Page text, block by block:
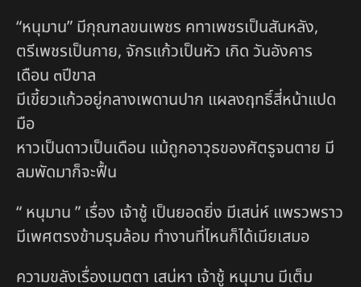
“หนุมาน” มีกุณฑลขนเพชร คทาเพชรเป็นสันหลัง,
ตรีเพชรเป็นกาย, จักรแก้วเป็นหัว เกิด วันอังคาร
เดือน ๓ปีขาล
มีเขี้ยวแก้วอยู่กลางเพดานปาก แผลงฤทธิ์สี่หน้าแปด
มือ
หาวเป็นดาวเป็นเดือน แม้ถูกอาวุธของศัตรูจนตาย มี
ลมพัดมาก็จะฟื้น
“ หนุมาน ” เรื่อง เจ้าชู้ เป็นยอดยิ่ง มีเสน่ห์ แพรวพราว
มีเพศตรงข้ามรุมล้อม ทำงานที่ไหนก็ได้เมียเสมอ
ความขลังเรื่องเมตตา เสน่หา เจ้าชู้ หนุมาน มีเต็ม